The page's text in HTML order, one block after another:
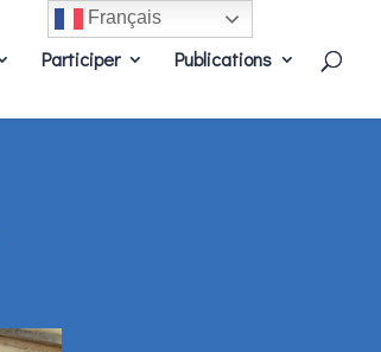
Participer Publications
Français